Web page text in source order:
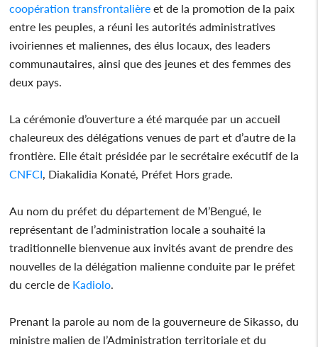
coopération transfrontalière et de la promotion de la paix
entre les peuples, a réuni les autorités administratives
ivoiriennes et maliennes, des élus locaux, des leaders
communautaires, ainsi que des jeunes et des femmes des
deux pays.
La cérémonie d’ouverture a été marquée par un accueil
chaleureux des délégations venues de part et d’autre de la
frontière. Elle était présidée par le secrétaire exécutif de la
CNFCI , Diakalidia Konaté, Préfet Hors grade.
Au nom du préfet du département de M’Bengué, le
représentant de l’administration locale a souhaité la
traditionnelle bienvenue aux invités avant de prendre des
nouvelles de la délégation malienne conduite par le préfet
du cercle de Kadiolo
Prenant la parole au nom de la gouverneure de Sikasso, du
ministre malien de l’Administration territoriale et du